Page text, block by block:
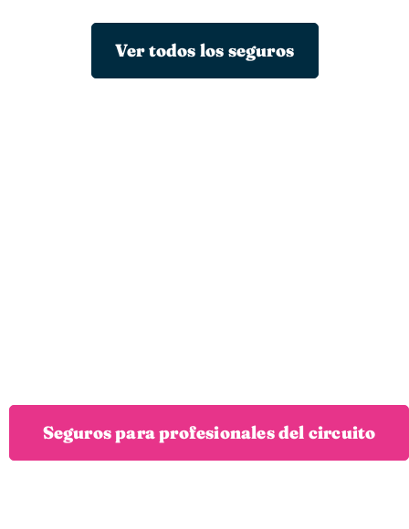
Ver todos los seguros
Seguros para profesionales del circuito